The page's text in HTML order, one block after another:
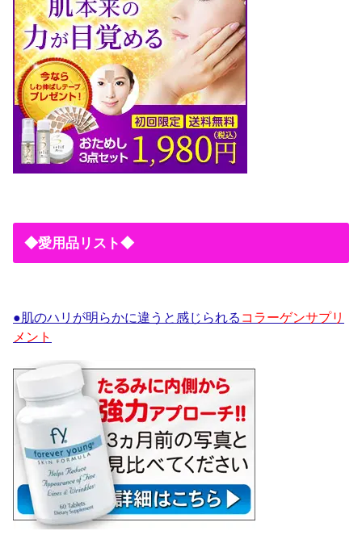
◆愛用品リスト◆
●肌のハリが明らかに違うと感じられる コラーゲンサプリ
メント